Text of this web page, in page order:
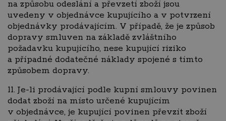
na způsobu odeslání a převzetí zboží jsou
uvedeny v objednávce kupujícího a v potvrzení
objednávky prodávajícím. V případě, že je způsob
dopravy smluven na základě zvláštního
požadavku kupujícího, nese kupující riziko
a případné dodatečné náklady spojené s tímto
způsobem dopravy.
11. Je-li prodávající podle kupní smlouvy povinen
dodat zboží na místo určené kupujícím
v objednávce, je kupující povinen převzít zboží